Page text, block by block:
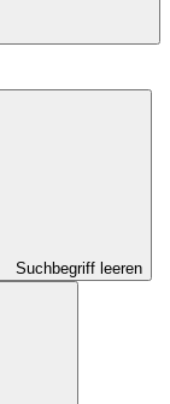
Suchbegriff leeren